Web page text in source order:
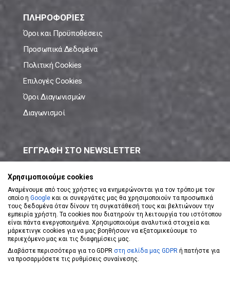
ΠΛΗΡΟΦΟΡΙΕΣ
Όροι και Προϋποθέσεις
Προσωπικά Δεδομένα
Πολιτική Cookies
Επιλογές Cookies
Όροι Διαγωνισμών
Διαγωνισμοί
ΕΓΓΡΑΦΗ ΣΤΟ NEWSLETTER
ΕΓΓΡΑΦΗ ΣΤΟ NEWSLETTER
Αποδέχομαι τουςΌρους Χρήσης
Χρησιμοποιούμε cookies
Αναμένουμε από τους χρήστες να ενημερώνονται για τον τρόπο με τον
οποίο η Google και οι συνεργάτες μας θα χρησιμοποιούν τα προσωπικά
τους δεδομένα όταν δίνουν τη συγκατάθεσή τους και βελτιώνουν την
εμπειρία χρήστη. Τα cookies που διατηρούν τη λειτουργία του ιστότοπου
είναι πάντα ενεργοποιημένα. Χρησιμοποιούμε αναλυτικά στοιχεία και
μάρκετινγκ cookies για να μας βοηθήσουν να εξατομικεύουμε το
περιεχόμενο μας και τις διαφημίσεις μας.
Διαβάστε περισσότερα για το GDPR στη σελίδα μας GDPR ή πατήστε για
να προσαρμόσετε τις ρυθμίσεις συναίνεσης.